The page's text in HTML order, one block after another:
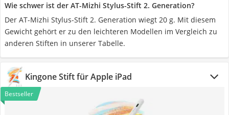
Wie schwer ist der AT-Mizhi Stylus-Stift 2. Generation?
Der AT-Mizhi Stylus-Stift 2. Generation wiegt 20 g. Mit diesem
Gewicht gehört er zu den leichteren Modellen im Vergleich zu
anderen Stiften in unserer Tabelle.
Kingone Stift für Apple iPad
Bestseller